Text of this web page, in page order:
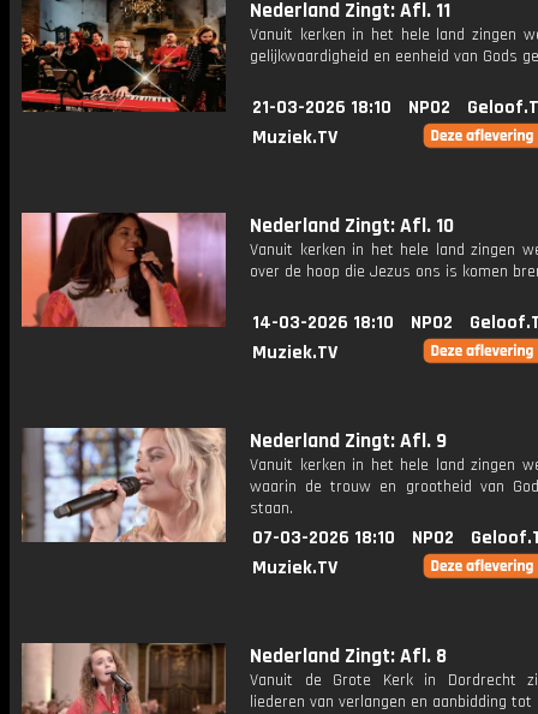
Nederland Zingt: Afl. 11
Vanuit kerken in het hele land zingen
gelijkwaardigheid en eenheid van Gods
21-03-2026 18:10 NPO2
Muziek.TV
Nederland Zingt: Afl. 10
Vanuit kerken in het hele land zingen
over de hoop die Jezus ons is komen
14-03-2026 18:10 NPO2
Muziek.TV
Nederland Zingt: Afl. 9
Vanuit kerken in het hele land zingen
waarin de trouw en grootheid van
staan.
07-03-2026 18:10 NPO2
Muziek.TV
Nederland Zingt: Afl. 8
Vanuit de Grote Kerk in Dordrecht
liederen van verlangen en aanbidding tot